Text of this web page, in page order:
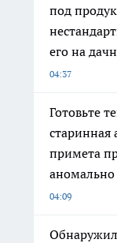
под
его на
04:37
Готовьте
старинная
примета
04:09